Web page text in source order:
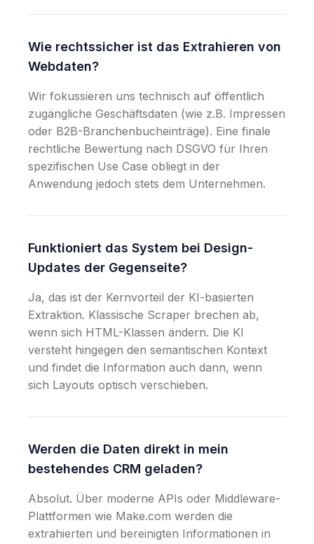
Wie rechtssicher ist das Extrahieren von
Webdaten?
Wir fokussieren uns technisch auf öffentlich
zugängliche Geschäftsdaten (wie z.B. Impressen
oder B2B-Branchenbucheinträge). Eine finale
rechtliche Bewertung nach DSGVO für Ihren
spezifischen Use Case obliegt in der
Anwendung jedoch stets dem Unternehmen.
Funktioniert das System bei Design-
Updates der Gegenseite?
Ja, das ist der Kernvorteil der KI-basierten
Extraktion. Klassische Scraper brechen ab,
wenn sich HTML-Klassen ändern. Die KI
versteht hingegen den semantischen Kontext
und findet die Information auch dann, wenn
sich Layouts optisch verschieben.
Werden die Daten direkt in mein
bestehendes CRM geladen?
Absolut. Über moderne APIs oder Middleware-
Plattformen wie Make.com werden die
extrahierten und bereinigten Informationen in